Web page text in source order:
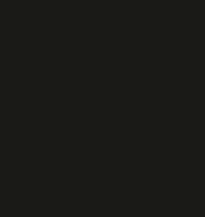
Leverkusen até junho do ano
em € 11 milhões (R$ 64
o jogador tem 20 jogos pelo